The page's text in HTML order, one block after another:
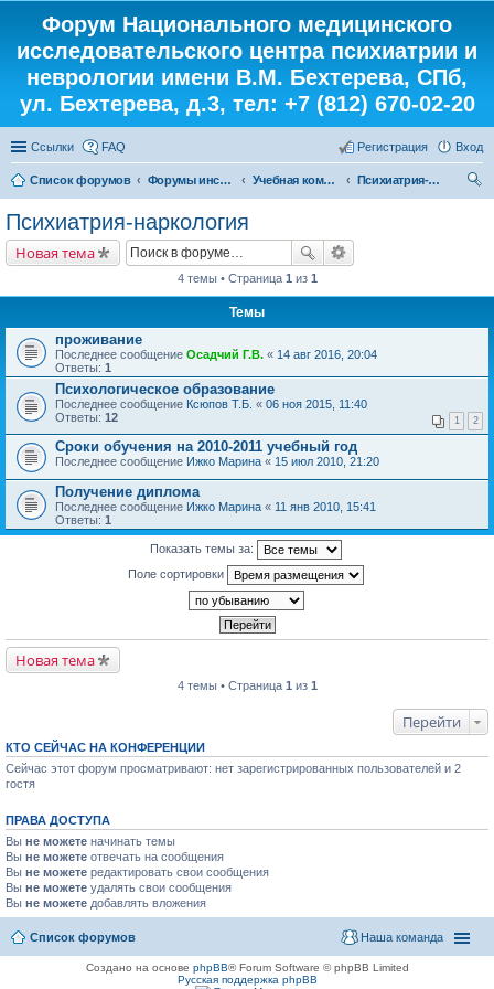
Форум Национального медицинского
исследовательского центра психиатрии и
неврологии имени В.М. Бехтерева, СПб,
ул. Бехтерева, д.3, тел: +7 (812) 670-02-20
Ссылки FAQ Вход
Регистрация
Список форумов Форумы института Учебная комната
Психиатрия-наркология
Психиатрия-наркология
Новая тема
4 темы • Страница 1 из 1
Темы
проживание
Последнее сообщение Осадчий Г.В. « 14 авг 2016, 20:04
Ответы: 1
Психологическое образование
Последнее сообщение Ксюпов Т.Б. « 06 ноя 2015, 11:40
Ответы: 12 1 2
Сроки обучения на 2010-2011 учебный год
Последнее сообщение Ижко Марина « 15 июл 2010, 21:20
Получение диплома
Последнее сообщение Ижко Марина « 11 янв 2010, 15:41
Ответы: 1
Показать темы за:
Поле сортировки
Новая тема
4 темы • Страница 1 из 1
Перейти
КТО СЕЙЧАС НА КОНФЕРЕНЦИИ
Сейчас этот форум просматривают: нет зарегистрированных пользователей и 2
гостя
ПРАВА ДОСТУПА
Вы не можете начинать темы
Вы не можете отвечать на сообщения
Вы не можете редактировать свои сообщения
Вы не можете удалять свои сообщения
Вы не можете добавлять вложения
Список форумов Наша команда
Создано на основе phpBB® Forum Software © phpBB Limited
Русская поддержка phpBB